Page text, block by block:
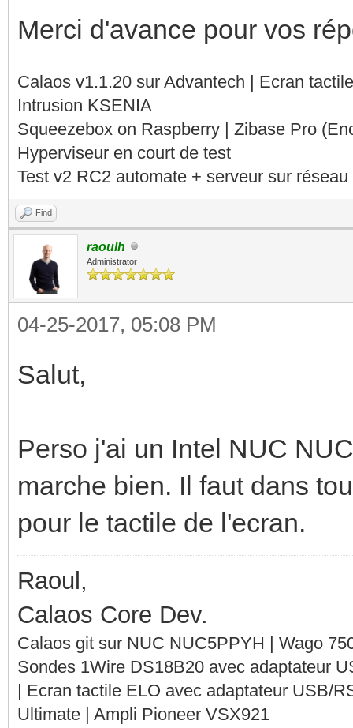
Merci d'avance pour vos
Calaos v1.1.20 sur Advantech | Ecran
Intrusion KSENIA
Squeezebox on Raspberry | Zibase Pro
Hyperviseur en court de test
Test v2 RC2 automate + serveur sur
Find
raoulh
Administrator
04-25-2017, 05:08 PM
Salut,
Perso j'ai un Intel NUC
marche bien. Il faut dans
pour le tactile de l'ecran.
Raoul,
Calaos Core Dev.
Calaos git sur NUC NUC5PPYH | Wago
Sondes 1Wire DS18B20 avec adaptateur
| Ecran tactile ELO avec adaptateur USB/
Ultimate | Ampli Pioneer VSX921